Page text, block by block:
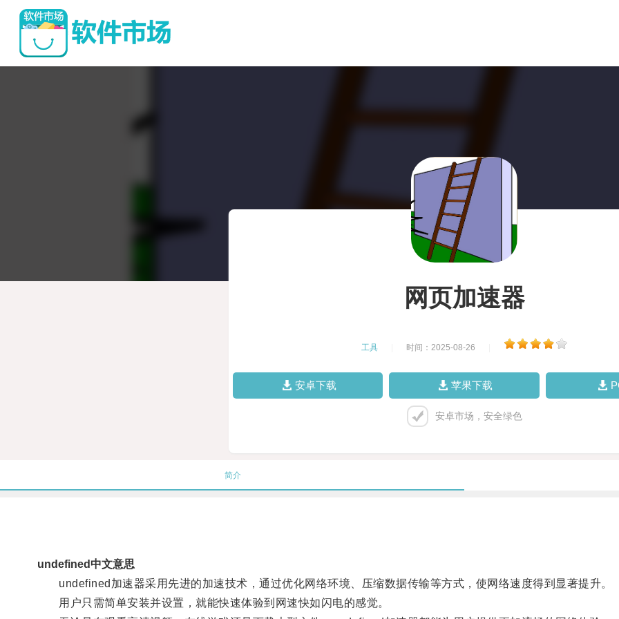
网页加速器
工具 时间：2025-08-26
安卓下载 苹果下载
安卓市场，安全绿色
简介
undefined中文意思
undefined加速器采用先进的加速技术，通过优化网络环境、压缩数据传输等方式，使网络速度得到显著提升。
用户只需简单安装并设置，就能快速体验到网速快如闪电的感觉。